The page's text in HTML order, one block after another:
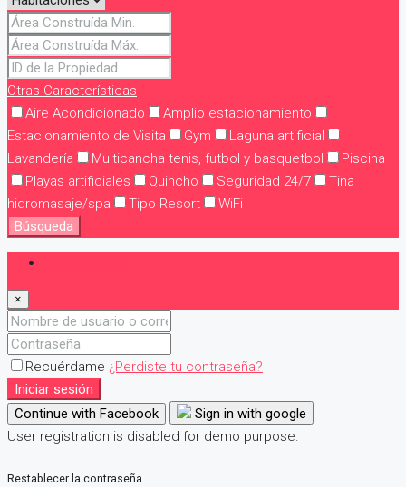
Otras Características
Aire Acondicionado
Amplio estacionamiento
Estacionamiento de Visita
Gym
Laguna artificial
Lavandería
Multicancha tenis, futbol y basquetbol
Piscina
Playas artificiales
Quincho Seguridad 24/7
Tina
hidromasaje/spa
Tipo Resort
WiFi
Búsqueda
×
Recuérdame ¿Perdiste tu contraseña?
Iniciar sesión
Continue with Facebook
Sign in with google
User registration is disabled for demo purpose.
Restablecer la contraseña